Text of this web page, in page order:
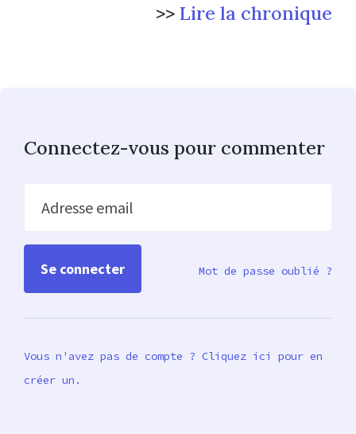
>> Lire la chronique
Connectez-vous pour commenter
Adresse email
Mot de passe oublié ?
Vous n'avez pas de compte ? Cliquez ici pour en
créer un.